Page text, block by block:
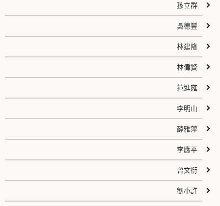
孫立群
吳德豐
林建隆
林偉賢
范進雍
李明山
薛雅萍
李應平
曾文衍
劉小許